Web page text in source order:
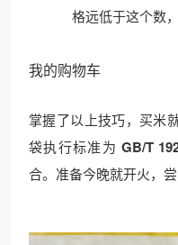
格远低于这个数
我的购物车
掌握了以上技巧，买米
袋执行标准为GB/T
合。准备今晚就开火，尝